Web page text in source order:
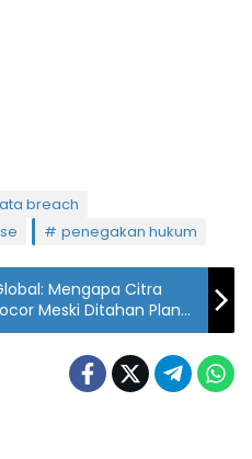
breach
penegakan hukum
Mengapa Citra
Meski Ditahan Planet